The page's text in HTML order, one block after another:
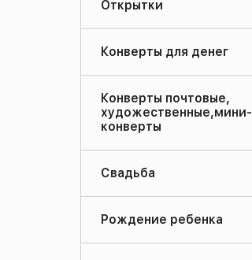
Открытки
Конверты для денег
Конверты почтовые,
художественные,мини-
конверты
Свадьба
Рождение ребенка